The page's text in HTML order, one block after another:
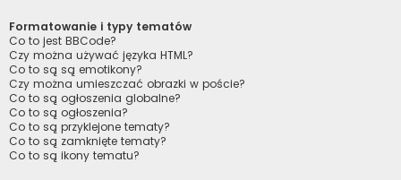
Formatowanie i typy tematów
Co to jest BBCode?
Czy można używać języka HTML?
Co to są są emotikony?
Czy można umieszczać obrazki w poście?
Co to są ogłoszenia globalne?
Co to są ogłoszenia?
Co to są przyklejone tematy?
Co to są zamknięte tematy?
Co to są ikony tematu?